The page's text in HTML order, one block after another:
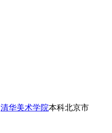
清华美术学院本科北京市